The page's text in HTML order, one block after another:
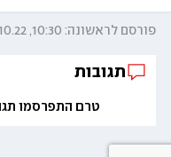
פורסם לראשונה: 10:30, 12.10.22
תגובות
טרם התפרסמו